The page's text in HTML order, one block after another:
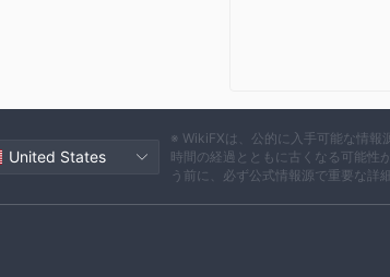
っています。エコノ
マネージャーやその他
取引プラットフォ
United States
※ WikiFXは、公的に入手可能な情報
時間の経過とともに古くなる可能性
う前に、必ず公式情報源で重要な詳